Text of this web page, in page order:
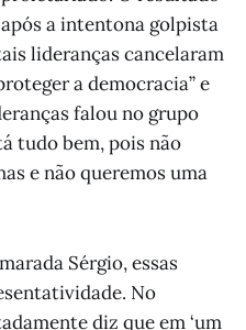
a intentona golpista
lideranças cancelaram
a democracia” e
falou no grupo
tudo bem, pois não
e não queremos uma
Sérgio, essas
No
diz que em ‘um